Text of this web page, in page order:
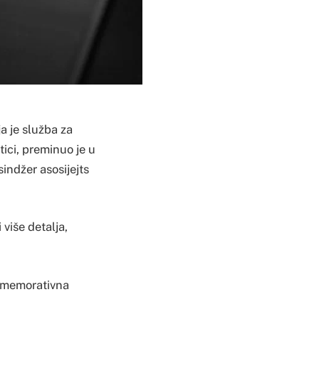
je služba za
preminuo je u
asosijejts
detalja,